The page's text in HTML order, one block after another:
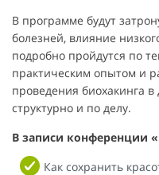
В программе будут
болезней, влияние
подробно пройдутся по
практическим опытом и
проведения биохакинга
структурно и по делу.
В записи конференции
Как сохранить